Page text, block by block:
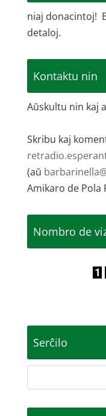
niaj donacintoj!
detaloj.
Kontaktu nin
Aŭskultu nin kaj
Skribu kaj
(aŭ
Amikaro de Pola
Nombro de
Serĉilo